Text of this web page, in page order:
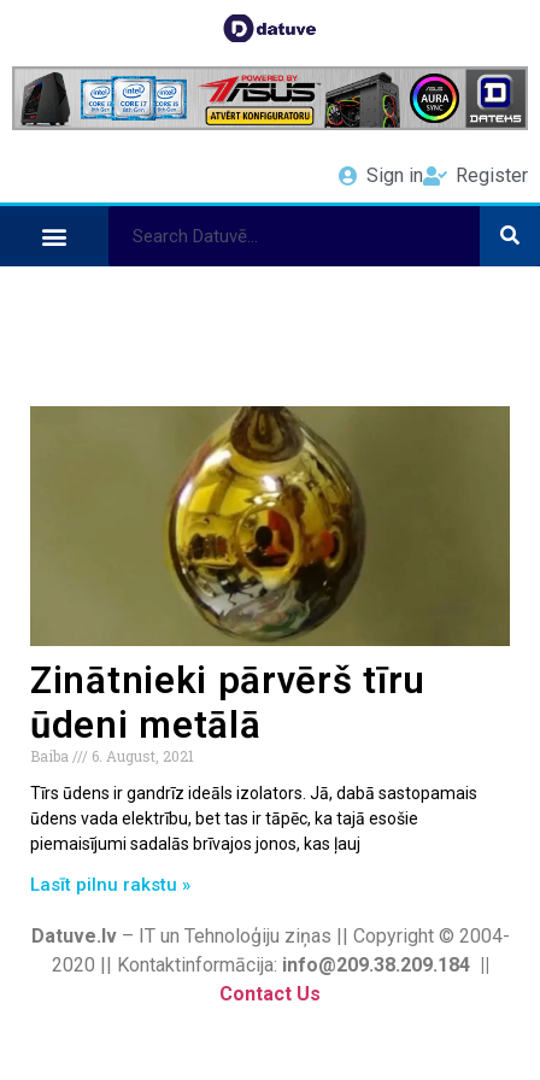
Sign in Register
Zinātnieki pārvērš tīru
ūdeni metālā
Baiba
6. August, 2021
Tīrs ūdens ir gandrīz ideāls izolators. Jā, dabā sastopamais
ūdens vada elektrību, bet tas ir tāpēc, ka tajā esošie
piemaisījumi sadalās brīvajos jonos, kas ļauj
Lasīt pilnu rakstu »
Datuve.lv– IT un Tehnoloģiju ziņas || Copyright © 2004-
2020 || Kontaktinformācija: info@209.38.209.184 ||
Contact Us